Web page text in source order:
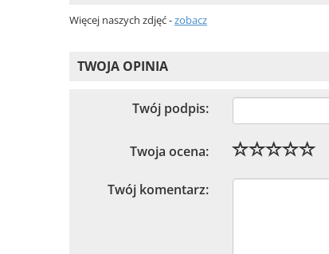
Więcej naszych zdjęć -zobacz
TWOJA OPINIA
Twój podpis:
Twoja ocena:
Twój komentarz: